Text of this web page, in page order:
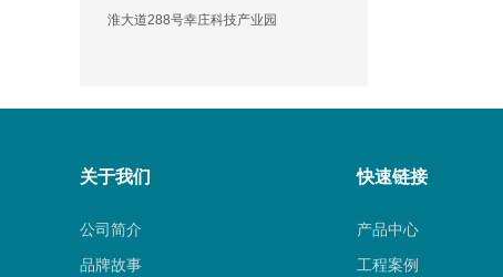
淮大道288号幸庄科技产业园
关于我们
公司简介
品牌故事
快速链接
产品中心
工程案例